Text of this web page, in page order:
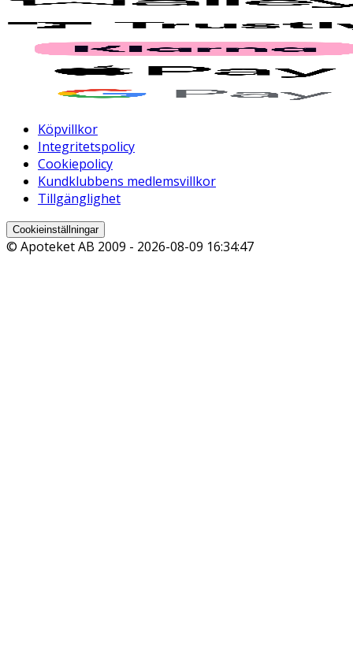
Köpvillkor
Integritetspolicy
Cookiepolicy
Kundklubbens medlemsvillkor
Tillgänglighet
Cookieinställningar
© Apoteket AB 2009 - 2026-08-09 16:34:47